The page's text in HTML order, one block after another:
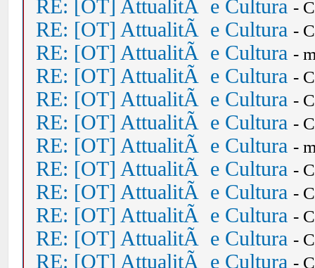
RE: [OT] AttualitÃ e Cultura -
RE: [OT] AttualitÃ e Cultura -
RE: [OT] AttualitÃ e Cultura -
RE: [OT] AttualitÃ e Cultura -
RE: [OT] AttualitÃ e Cultura -
RE: [OT] AttualitÃ e Cultura -
RE: [OT] AttualitÃ e Cultura -
RE: [OT] AttualitÃ e Cultura -
RE: [OT] AttualitÃ e Cultura -
RE: [OT] AttualitÃ e Cultura -
RE: [OT] AttualitÃ e Cultura -
RE: [OT] AttualitÃ e Cultura -